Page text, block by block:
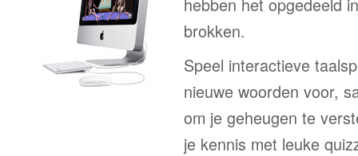
brokken.
Speel interactieve
nieuwe woorden voor,
om je geheugen te
je kennis met leuke